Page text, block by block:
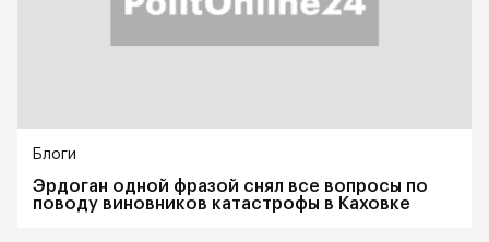
Блоги
Эрдоган одной фразой снял все вопросы по
поводу виновников катастрофы в Каховке